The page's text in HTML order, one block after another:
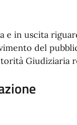
e in uscita
del
Giudiziaria